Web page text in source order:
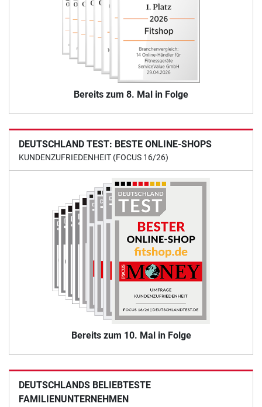
Bereits zum 8. Mal in Folge
DEUTSCHLAND TEST: BESTE ONLINE-SHOPS
KUNDENZUFRIEDENHEIT (FOCUS 16/26)
Bereits zum 10. Mal in Folge
DEUTSCHLANDS BELIEBTESTE
FAMILIENUNTERNEHMEN